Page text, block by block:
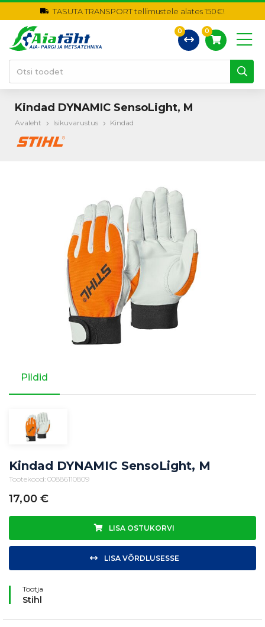
TASUTA TRANSPORT tellimustele alates 150€!
0 0
Kindad DYNAMIC SensoLight, M
Avaleht Isikuvarustus Kindad
Pildid
Kindad DYNAMIC SensoLight, M
Tootekood: 00886110809
17,00 €
LISA OSTUKORVI
LISA VÕRDLUSESSE
Tootja
Stihl